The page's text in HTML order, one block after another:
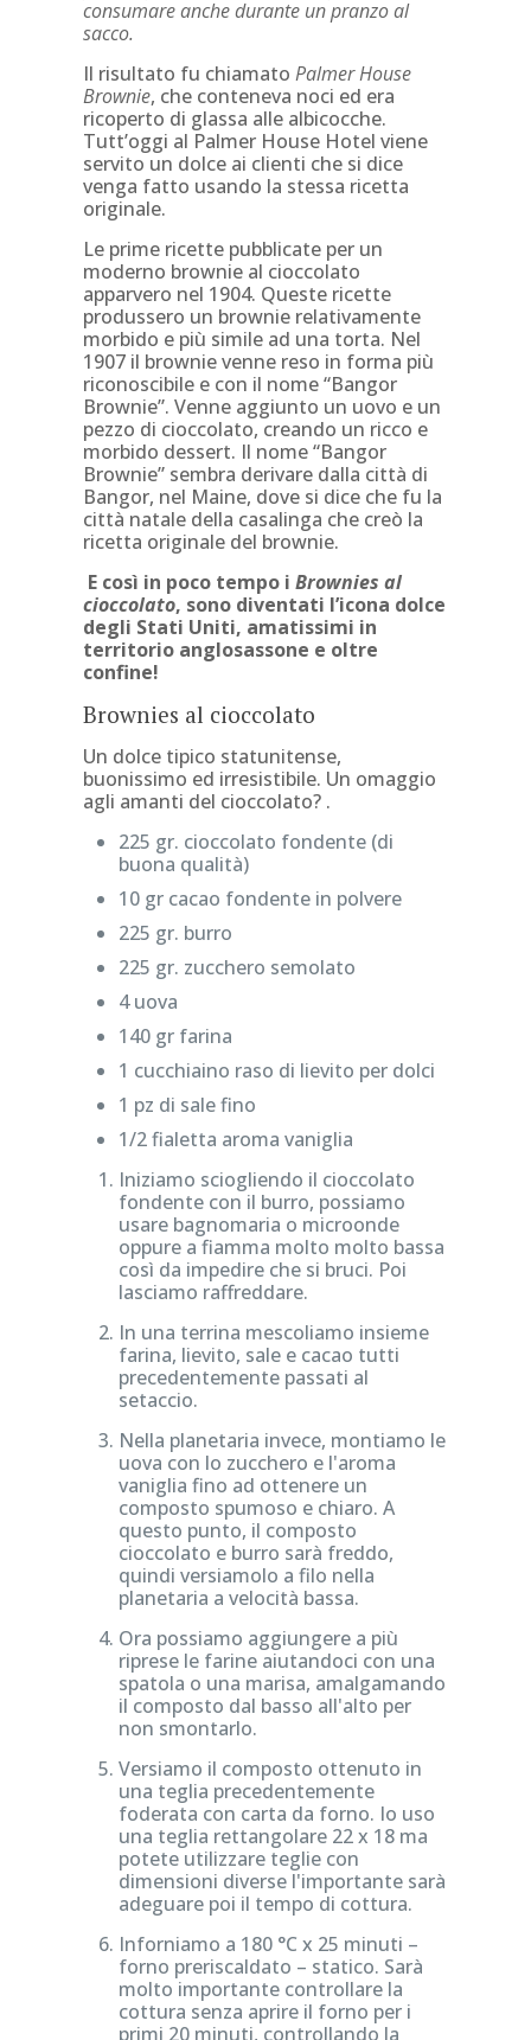
consumare anche durante un pranzo al
sacco.
Il risultato fu chiamato Palmer House
Brownie, che conteneva noci ed era
ricoperto di glassa alle albicocche.
Tutt’oggi al Palmer House Hotel viene
servito un dolce ai clienti che si dice
venga fatto usando la stessa ricetta
originale.
Le prime ricette pubblicate per un
moderno brownie al cioccolato
apparvero nel 1904. Queste ricette
produssero un brownie relativamente
morbido e più simile ad una torta. Nel
1907 il brownie venne reso in forma più
riconoscibile e con il nome “Bangor
Brownie”. Venne aggiunto un uovo e un
pezzo di cioccolato, creando un ricco e
morbido dessert. Il nome “Bangor
Brownie” sembra derivare dalla città di
Bangor, nel Maine, dove si dice che fu la
città natale della casalinga che creò la
ricetta originale del brownie.
E così in poco tempo i Brownies al
cioccolato, sono diventati l’icona dolce
degli Stati Uniti, amatissimi in
territorio anglosassone e oltre
confine!
Brownies al cioccolato
Un dolce tipico statunitense,
buonissimo ed irresistibile. Un omaggio
agli amanti del cioccolato? .
225 gr. cioccolato fondente (di
buona qualità)
10 gr cacao fondente in polvere
225 gr. burro
225 gr. zucchero semolato
4 uova
140 gr farina
1 cucchiaino raso di lievito per dolci
1 pz di sale fino
1/2 fialetta aroma vaniglia
Iniziamo sciogliendo il cioccolato
fondente con il burro, possiamo
usare bagnomaria o microonde
oppure a fiamma molto molto bassa
così da impedire che si bruci. Poi
lasciamo raffreddare.
In una terrina mescoliamo insieme
farina, lievito, sale e cacao tutti
precedentemente passati al
setaccio.
Nella planetaria invece, montiamo le
uova con lo zucchero e l'aroma
vaniglia fino ad ottenere un
composto spumoso e chiaro. A
questo punto, il composto
cioccolato e burro sarà freddo,
quindi versiamolo a filo nella
planetaria a velocità bassa.
Ora possiamo aggiungere a più
riprese le farine aiutandoci con una
spatola o una marisa, amalgamando
il composto dal basso all'alto per
non smontarlo.
Versiamo il composto ottenuto in
una teglia precedentemente
foderata con carta da forno. Io uso
una teglia rettangolare 22 x 18 ma
potete utilizzare teglie con
dimensioni diverse l'importante sarà
adeguare poi il tempo di cottura.
Inforniamo a 180 °C x 25 minuti –
forno preriscaldato – statico. Sarà
molto importante controllare la
cottura senza aprire il forno per i
primi 20 minuti, controllando la